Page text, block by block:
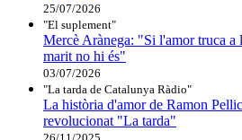
25/07/2026
"El suplement"
Mercè Arànega: "Si l'amor truca a
marit no hi és"
03/07/2026
"La tarda de Catalunya Ràdio"
La història d'amor de Ramon
revolucionat "La tarda"